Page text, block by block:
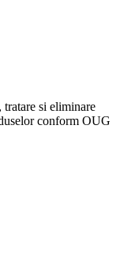
si eliminare
conform OUG